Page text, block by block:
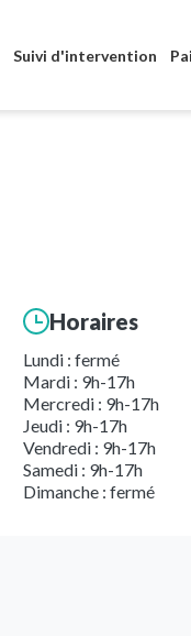
Suivi d'intervention
Horaires
Lundi : fermé
Mardi : 9h-17h
Mercredi : 9h-17h
Jeudi : 9h-17h
Vendredi : 9h-17h
Samedi : 9h-17h
Dimanche : fermé